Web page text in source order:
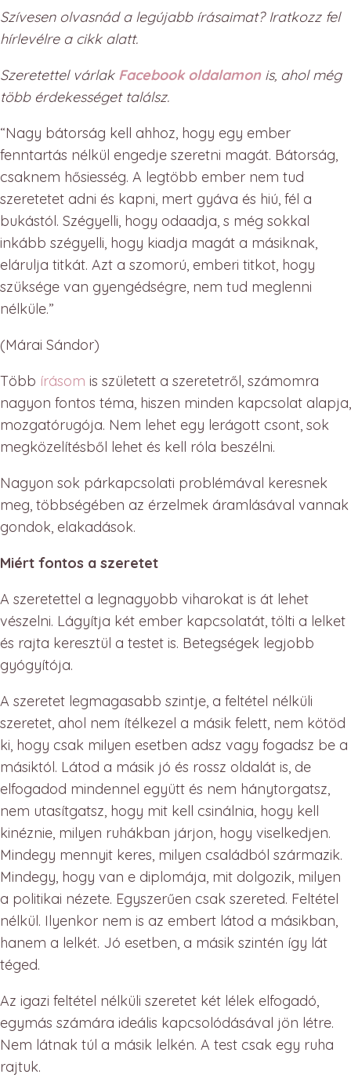
Szívesen olvasnád a legújabb írásaimat? Iratkozz fel
hírlevélre a cikk alatt.
Szeretettel várlak Facebook oldalamonis, ahol még
több érdekességet találsz.
“Nagy bátorság kell ahhoz, hogy egy ember
fenntartás nélkül engedje szeretni magát. Bátorság,
csaknem hősiesség. A legtöbb ember nem tud
szeretetet adni és kapni, mert gyáva és hiú, fél a
bukástól. Szégyelli, hogy odaadja, s még sokkal
inkább szégyelli, hogy kiadja magát a másiknak,
elárulja titkát. Azt a szomorú, emberi titkot, hogy
szüksége van gyengédségre, nem tud meglenni
nélküle.”
(Márai Sándor)
Több írásom is született a szeretetről, számomra
nagyon fontos téma, hiszen minden kapcsolat alapja,
mozgatórugója. Nem lehet egy lerágott csont, sok
megközelítésből lehet és kell róla beszélni.
Nagyon sok párkapcsolati problémával keresnek
meg, többségében az érzelmek áramlásával vannak
gondok, elakadások.
Miért fontos a szeretet
A szeretettel a legnagyobb viharokat is át lehet
vészelni. Lágyítja két ember kapcsolatát, tölti a lelket
és rajta keresztül a testet is. Betegségek legjobb
gyógyítója.
A szeretet legmagasabb szintje, a feltétel nélküli
szeretet, ahol nem ítélkezel a másik felett, nem kötöd
ki, hogy csak milyen esetben adsz vagy fogadsz be a
másiktól. Látod a másik jó és rossz oldalát is, de
elfogadod mindennel együtt és nem hánytorgatsz,
nem utasítgatsz, hogy mit kell csinálnia, hogy kell
kinéznie, milyen ruhákban járjon, hogy viselkedjen.
Mindegy mennyit keres, milyen családból származik.
Mindegy, hogy van e diplomája, mit dolgozik, milyen
a politikai nézete. Egyszerűen csak szereted. Feltétel
nélkül. Ilyenkor nem is az embert látod a másikban,
hanem a lelkét. Jó esetben, a másik szintén így lát
téged.
Az igazi feltétel nélküli szeretet két lélek elfogadó,
egymás számára ideális kapcsolódásával jön létre.
Nem látnak túl a másik lelkén. A test csak egy ruha
rajtuk.